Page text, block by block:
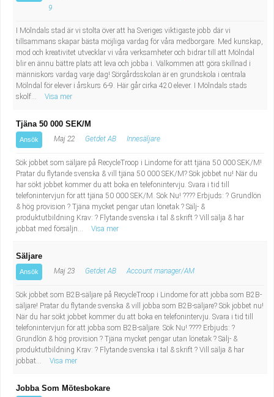
9
I Mölndals stad är vi stolta över att ha Sveriges viktigaste jobb där vi
tillsammans skapar bästa möjliga vardag för våra medborgare. Med kunskap,
mod och kreativitet utvecklar vi våra verksamheter och bidrar till att Mölndal
blir en ännu bättre plats att leva och jobba i. Välkommen att göra skillnad i
människors vardag varje dag! Sörgårdsskolan är en grundskola i centrala
Mölndal för elever i årskurs 6-9. Här går cirka 420 elever. I Mölndals stads
skolf...
Visa mer
Tjäna 50 000 SEK/M
Ansök Maj 22 Getdet AB Innesäljare
Sök jobbet som säljare på RecycleTroop i Lindome för att tjäna 50 000 SEK/M!
Pratar du flytande svenska & vill tjäna 50 000 SEK/M? Sök jobbet nu! När du
har sökt jobbet kommer du att boka en telefonintervju. Svara i tid till
telefonintervjun för att tjäna 50 000 SEK/M. Sök Nu! ???? Erbjuds: ? Grundlön
& hög provision ? Tjäna mycket pengar utan lönetak ? Sälj- &
produktutbildning Krav: ? Flytande svenska i tal & skrift ? Vill sälja & har
jobbat med försäljn...
Visa mer
Säljare
Ansök Maj 23 Getdet AB Account manager/AM
Sök jobbet som B2B-säljare på RecycleTroop i Lindome för att jobba som B2B-
säljare! Pratar du flytande svenska & vill jobba som B2B-säljare? Sök jobbet nu!
När du har sökt jobbet kommer du att boka en telefonintervju. Svara i tid till
telefonintervjun för att jobba som B2B-säljare. Sök Nu! ???? Erbjuds: ?
Grundlön & hög provision ? Tjäna mycket pengar utan lönetak ? Sälj- &
produktutbildning Krav: ? Flytande svenska i tal & skrift ? Vill sälja & har
jobbat...
Visa mer
Jobba Som Mötesbokare